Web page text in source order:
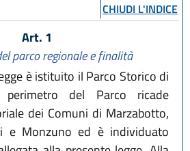
CHIUDI L'INDICE
Art. 1
parco regionale e finalità
è istituito il Parco Storico di
del Parco ricade
dei Comuni di Marzabotto,
e Monzuno ed è individuato